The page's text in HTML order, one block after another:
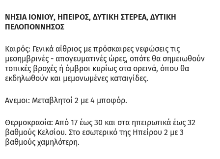
ΝΗΣΙΑ ΙΟΝΙΟΥ, ΗΠΕΙΡΟΣ, ΔΥΤΙΚΗ ΣΤΕΡΕΑ, ΔΥΤΙΚΗ
ΠΕΛΟΠΟΝΝΗΣΟΣ
Καιρός: Γενικά αίθριος με πρόσκαιρες νεφώσεις τις
μεσημβρινές - απογευματινές ώρες, οπότε θα σημειωθούν
τοπικές βροχές ή όμβροι κυρίως στα ορεινά, όπου θα
εκδηλωθούν και μεμονωμένες καταιγίδες.
Ανεμοι: Μεταβλητοί 2 με 4 μποφόρ.
Θερμοκρασία: Από 17 έως 30 και στα ηπειρωτικά έως 32
βαθμούς Κελσίου. Στο εσωτερικό της Ηπείρου 2 με 3
βαθμούς χαμηλότερη.